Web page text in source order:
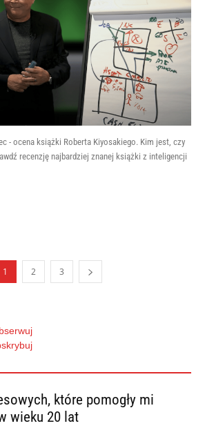
- ocena książki Roberta Kiyosakiego. Kim jest, czy
recenzję najbardziej znanej książki z inteligencji
1 2 3
które pomogły mi
wieku 20 lat